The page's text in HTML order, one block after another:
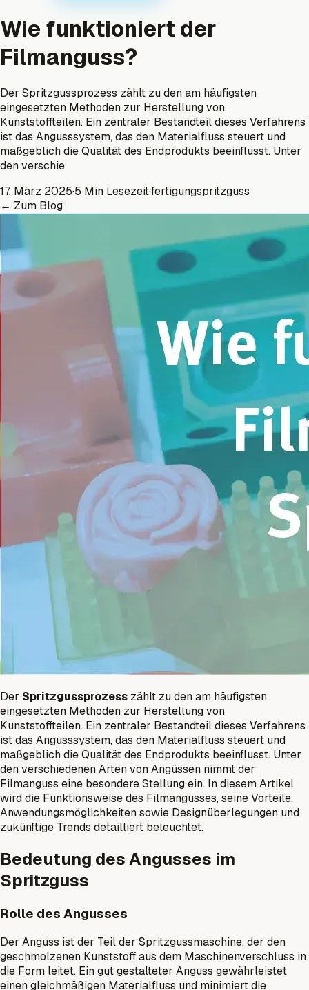
Wie funktioniert der
Filmanguss?
Der Spritzgussprozess zählt zu den am häufigsten
eingesetzten Methoden zur Herstellung von
Kunststoffteilen. Ein zentraler Bestandteil dieses Verfahrens
ist das Angusssystem, das den Materialfluss steuert und
maßgeblich die Qualität des Endprodukts beeinflusst. Unter
den verschie
17. März 2025·5 Min Lesezeit·fertigungspritzguss
← Zum Blog
Der Spritzgussprozess zählt zu den am häufigsten
eingesetzten Methoden zur Herstellung von
Kunststoffteilen. Ein zentraler Bestandteil dieses Verfahrens
ist das Angusssystem, das den Materialfluss steuert und
maßgeblich die Qualität des Endprodukts beeinflusst. Unter
den verschiedenen Arten von Angüssen nimmt der
Filmanguss eine besondere Stellung ein. In diesem Artikel
wird die Funktionsweise des Filmangusses, seine Vorteile,
Anwendungsmöglichkeiten sowie Designüberlegungen und
zukünftige Trends detailliert beleuchtet.
Bedeutung des Angusses im
Spritzguss
Rolle des Angusses
Der Anguss ist der Teil der Spritzgussmaschine, der den
geschmolzenen Kunststoff aus dem Maschinenverschluss in
die Form leitet. Ein gut gestalteter Anguss gewährleistet
einen gleichmäßigen Materialfluss und minimiert die